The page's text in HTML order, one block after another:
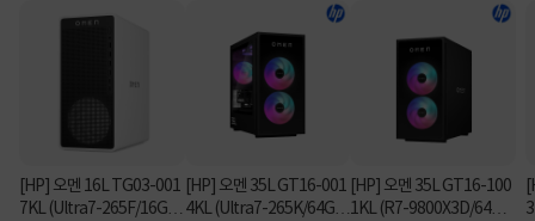
[HP] 오멘 16L TG03-001
7KL (Ultra7-265F/16GB/
[HP] 오멘 35L GT16-001
4KL (Ultra7-265K/64GB/
[HP] 오멘 35L GT16-100
1KL (R7-9800X3D/64G